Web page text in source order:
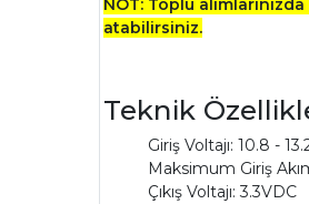
NOT: Toplu
atabilirsiniz.
Teknik
Giriş Voltajı: 10.8 -
Maksimum Giriş
Çıkış Voltajı: 3.3VDC